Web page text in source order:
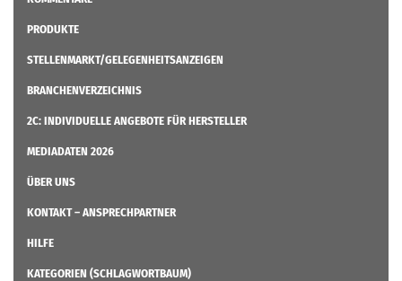
PRODUKTE
STELLENMARKT/GELEGENHEITSANZEIGEN
BRANCHENVERZEICHNIS
2C: INDIVIDUELLE ANGEBOTE FÜR HERSTELLER
MEDIADATEN 2026
ÜBER UNS
KONTAKT – ANSPRECHPARTNER
HILFE
KATEGORIEN (SCHLAGWORTBAUM)